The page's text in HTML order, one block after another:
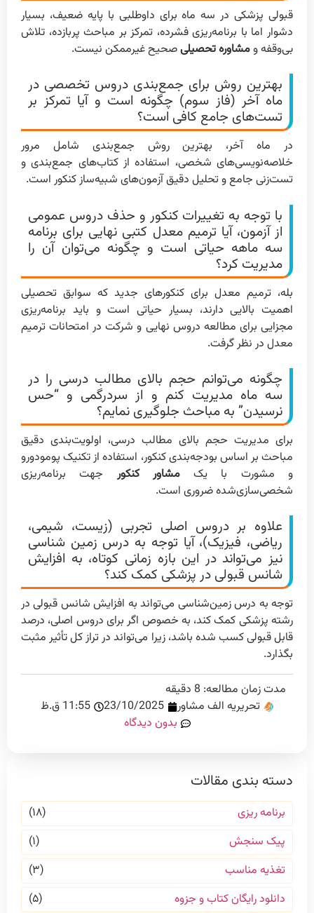
قبولی پزشکی در سه ماه برای داوطلبی با پایه ضعیف، بسیار
دشوار اما با برنامه‌ریزی فشرده، تمرکز بر مباحث پربازده، تلاش
بی‌وقفه ومشاوره تحصیلیصحیح غیرممکن نیست.
بهترین روش برای جمع‌بندی دروس تخصصی در
ماه آخر (فاز سوم) چگونه است و آیا تمرکز بر
تست‌های جامع کافی است؟
در ماه آخر، بهترین روش جمع‌بندی شامل مرور
خلاصه‌نویسی‌های شخصی، استفاده از کتاب‌های جمع‌بندی و
تست‌زنی جامع و تحلیل دقیق آزمون‌های شبیه‌ساز کنکور است.
با توجه به تغییرات کنکور و حذف دروس عمومی
از آزمون، آیا ترمیم معدل کتبی نهایی برای برنامه
سه ماهه حیاتی است و چگونه می‌توان آن را
مدیریت کرد؟
بله، ترمیم معدل برای کنکورهای جدید که سوابق تحصیلی
اهمیت بالایی دارند، بسیار حیاتی است و باید برنامه‌ریزی
مجزایی برای مطالعه دروس نهایی و شرکت در امتحانات ترمیم
معدل در نظر گرفت.
چگونه می‌توانم حجم بالای مطالب درسی را در
سه ماه مدیریت کنم و از سردرگمی و “حس
نرسیدن” به مباحث جلوگیری نمایم؟
برای مدیریت حجم بالای مطالب درسی، اولویت‌بندی دقیق
مباحث بر اساس بودجه‌بندی کنکور، استفاده از تکنیک پومودورو
و مشورت با یکمشاور کنکور جهت برنامه‌ریزی
شخصی‌سازی‌شده ضروری است.
علاوه بر دروس اصلی تجربی (زیست، شیمی،
ریاضی، فیزیک)، آیا توجه به درس زمین شناسی
نیز می‌تواند در این بازه زمانی کوتاه، به افزایش
شانس قبولی در پزشکی کمک کند؟
توجه به درس زمین‌شناسی می‌تواند به افزایش شانس قبولی در
رشته پزشکی کمک کند، به خصوص اگر برای دروس اصلی، درصد
قابل قبولی کسب شده باشد، زیرا می‌تواند در تراز کل تأثیر مثبت
بگذارد.
مدت زمان مطالعه: 8 دقیقه
تحریریه الف مشاور
23/10/2025
11:55 ق.ظ
بدون دیدگاه
دسته بندی مقالات
برنامه ریزی
(۱۸)
پیک سنجش
(۱)
تغذیه مناسب
(۳)
دانلود رایگان کتاب و جزوه
(۵)